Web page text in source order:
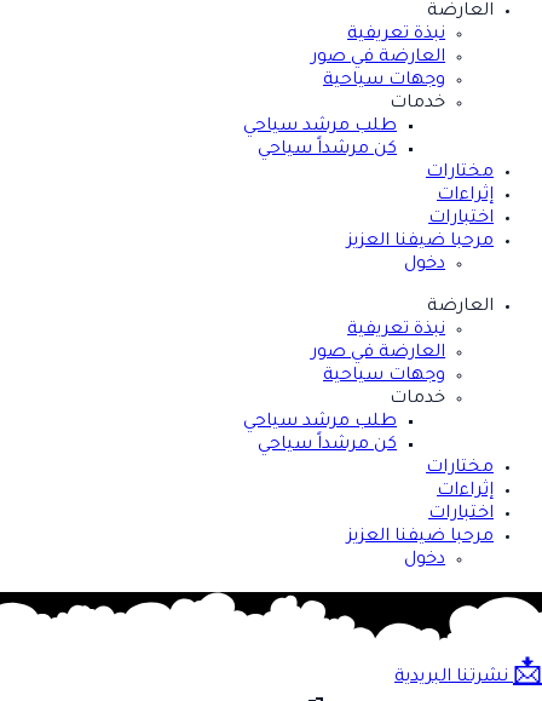
العارضة
نبذة تعريفية
العارضة في صور
وجهات سياحية
خدمات
طلب مرشد سياحي
كن مرشداً سياحي
مختارات
إثراءات
اختبارات
مرحبا ضيفنا العزيز
دخول
العارضة
نبذة تعريفية
العارضة في صور
وجهات سياحية
خدمات
طلب مرشد سياحي
كن مرشداً سياحي
مختارات
إثراءات
اختبارات
مرحبا ضيفنا العزيز
دخول
📩نشرتنا البريدية